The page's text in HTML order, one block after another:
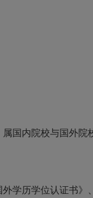
国内院校与国外院
学历学位认证书》